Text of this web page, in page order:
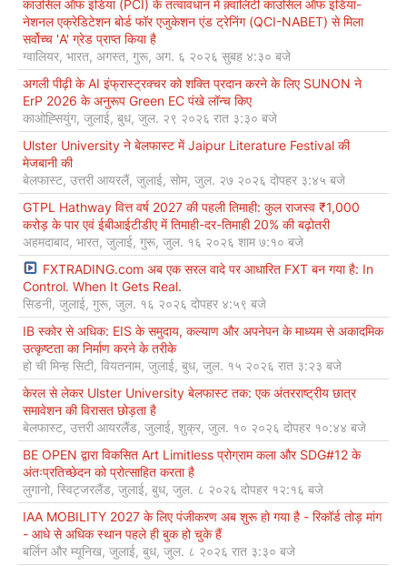
काउंसिल ऑफ इंडिया (PCI) के तत्वावधान में क़्वालिटी काउंसिल ऑफ इंडिया-
नेशनल एक्रेडिटेशन बोर्ड फॉर एजुकेशन एंड ट्रेनिंग (QCI-NABET) से मिला
सर्वोच्च 'A' ग्रेड प्राप्त किया है
ग्वालियर, भारत, अगस्त, गुरू, अग. ६ २०२६ सुबह ४:३० बजे
अगली पीढ़ी के AI इंफ्रास्ट्रक्चर को शक्ति प्रदान करने के लिए SUNON ने
ErP 2026 के अनुरूप Green EC पंखे लॉन्च किए
काओह्सियुंग, जुलाई, बुध, जुल. २९ २०२६ रात ३:३० बजे
Ulster University ने बेलफास्ट में Jaipur Literature Festival की
मेजबानी की
बेलफास्ट, उत्तरी आयरलैं, जुलाई, सोम, जुल. २७ २०२६ दोपहर ३:४५ बजे
GTPL Hathway वित्त वर्ष 2027 की पहली तिमाही: कुल राजस्व ₹1,000
करोड़ के पार एवं ईबीआईटीडीए में तिमाही-दर-तिमाही 20% की बढ़ोतरी
अहमदाबाद, भारत, जुलाई, गुरू, जुल. १६ २०२६ शाम ७:१० बजे
FXTRADING.com अब एक सरल वादे पर आधारित FXT बन गया है: In
Control. When It Gets Real.
सिडनी, जुलाई, गुरू, जुल. १६ २०२६ दोपहर ४:५९ बजे
IB स्कोर से अधिक: EIS के समुदाय, कल्याण और अपनेपन के माध्यम से अकादमिक
उत्कृष्टता का निर्माण करने के तरीके
हो ची मिन्ह सिटी, वियतनाम, जुलाई, बुध, जुल. १५ २०२६ रात ३:२३ बजे
केरल से लेकर Ulster University बेलफास्ट तक: एक अंतरराष्ट्रीय छात्र
समावेशन की विरासत छोड़ता है
बेलफास्ट, उत्तरी आयरलैंड, जुलाई, शुक्र, जुल. १० २०२६ दोपहर १०:४४ बजे
BE OPEN द्वारा विकसित Art Limitless प्रोग्राम कला और SDG#12 के
अंतःप्रतिच्छेदन को प्रोत्साहित करता है
लुगानो, स्विट्जरलैंड, जुलाई, बुध, जुल. ८ २०२६ दोपहर १२:१६ बजे
IAA MOBILITY 2027 के लिए पंजीकरण अब शुरू हो गया है - रिकॉर्ड तोड़ मांग
- आधे से अधिक स्थान पहले ही बुक हो चुके हैं
बर्लिन और म्यूनिख, जुलाई, बुध, जुल. ८ २०२६ रात ३:३० बजे